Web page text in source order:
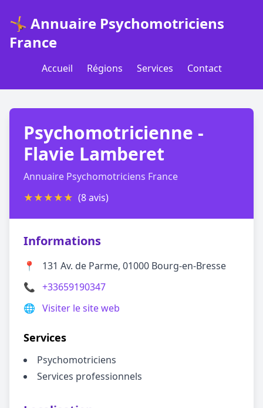
🤸 Annuaire Psychomotriciens
France
Accueil Régions Services Contact
Psychomotricienne -
Flavie Lamberet
Annuaire Psychomotriciens France
★★★★★ (8 avis)
Informations
📍
131 Av. de Parme, 01000 Bourg-en-Bresse
📞 +33659190347
🌐 Visiter le site web
Services
Psychomotriciens
Services professionnels